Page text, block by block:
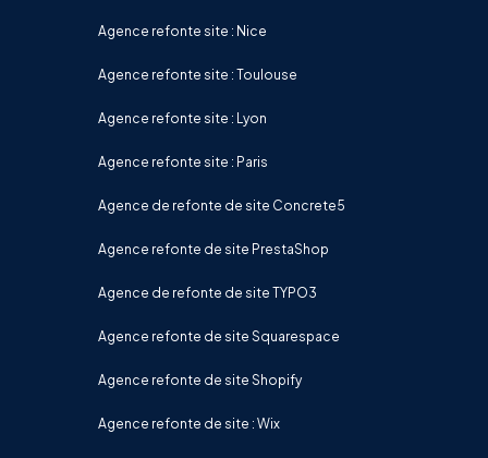
Agence refonte site : Nice
Agence refonte site : Toulouse
Agence refonte site : Lyon
Agence refonte site : Paris
Agence de refonte de site Concrete5
Agence refonte de site PrestaShop
Agence de refonte de site TYPO3
Agence refonte de site Squarespace
Agence refonte de site Shopify
Agence refonte de site : Wix